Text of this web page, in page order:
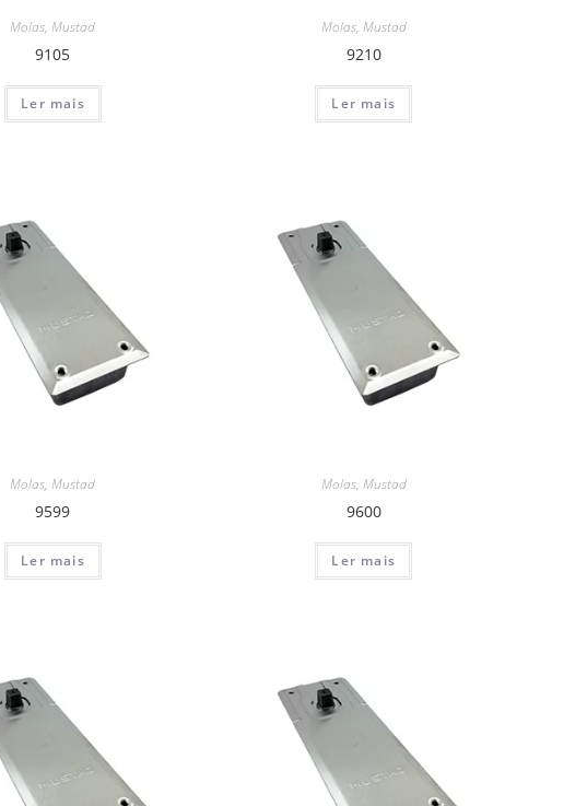
Molas,Mustad
9105
Ler mais
Molas, Mustad
9210
Ler mais
Molas,Mustad
9599
Ler mais
Molas, Mustad
9600
Ler mais